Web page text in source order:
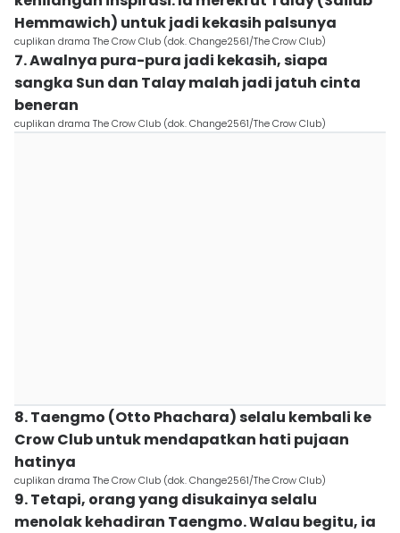
Hemmawich) untuk jadi kekasih palsunya
cuplikan drama The Crow Club (dok. Change2561/The Crow Club)
7. Awalnya pura-pura jadi kekasih, siapa
sangka Sun dan Talay malah jadi jatuh cinta
beneran
cuplikan drama The Crow Club (dok. Change2561/The Crow Club)
8. Taengmo (Otto Phachara) selalu kembali ke
Crow Club untuk mendapatkan hati pujaan
hatinya
cuplikan drama The Crow Club (dok. Change2561/The Crow Club)
9. Tetapi, orang yang disukainya selalu
menolak kehadiran Taengmo. Walau begitu, ia